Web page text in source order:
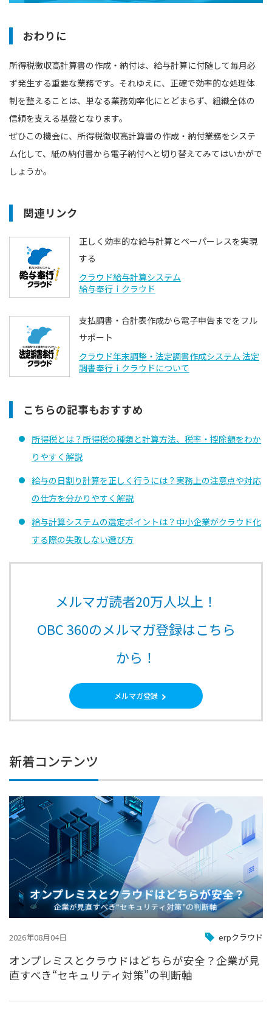
おわりに
所得税徴収高計算書の作成・納付は、給与計算に付随して毎月必
ず発生する重要な業務です。それゆえに、正確で効率的な処理体
制を整えることは、単なる業務効率化にとどまらず、組織全体の
信頼を支える基盤となります。
ぜひこの機会に、所得税徴収高計算書の作成・納付業務をシステ
ム化して、紙の納付書から電子納付へと切り替えてみてはいかがで
しょうか。
関連リンク
正しく効率的な給与計算とペーパーレスを実現
する
クラウド給与計算システム
給与奉行ｉクラウド
支払調書・合計表作成から電子申告までをフル
サポート
クラウド年末調整・法定調書作成システム 法定
調書奉行ｉクラウドについて
こちらの記事もおすすめ
所得税とは？所得税の種類と計算方法、税率・控除額をわか
りやすく解説
給与の日割り計算を正しく行うには？実務上の注意点や対応
の仕方を分かりやすく解説
給与計算システムの選定ポイントは？中小企業がクラウド化
する際の失敗しない選び方
メルマガ読者20万人以上！
OBC 360のメルマガ登録はこちら
から！
メルマガ登録
新着コンテンツ
2026年08月04日 erpクラウド
オンプレミスとクラウドはどちらが安全？企業が見
直すべき“セキュリティ対策”の判断軸